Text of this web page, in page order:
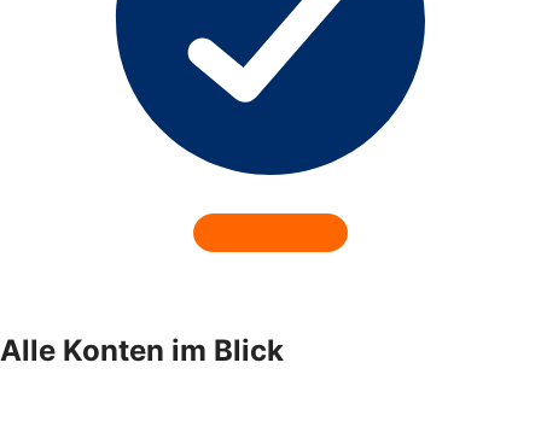
Alle Konten im Blick